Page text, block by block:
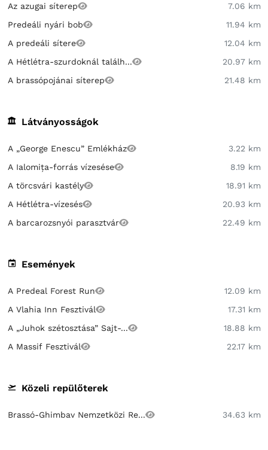
Az azugai síterep
7.06 km
Predeáli nyári bob
11.94 km
A predeáli sítere
12.04 km
A Hétlétra-szurdoknál találh...
20.97 km
A brassópojánai síterep
21.48 km
Látványosságok
A „George Enescu” Emlékház
3.22 km
A Ialomița-forrás vízesése
8.19 km
A törcsvári kastély
18.91 km
A Hétlétra-vízesés
20.93 km
A barcarozsnyói parasztvár
22.49 km
Események
A Predeal Forest Run
12.09 km
A Vlahia Inn Fesztivál
17.31 km
A „Juhok szétosztása” Sajt-...
18.88 km
A Massif Fesztivál
22.17 km
Közeli repülőterek
Brassó-Ghimbav Nemzetközi Re... 34.63 km